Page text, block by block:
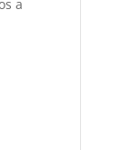
a